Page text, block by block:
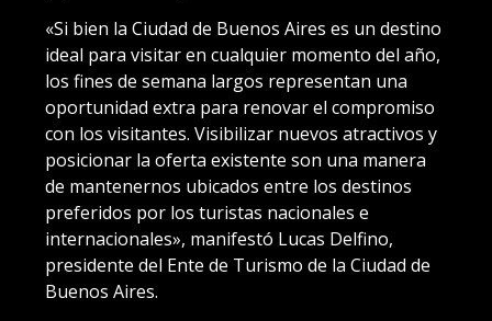
«Si bien la Ciudad de Buenos Aires es un destino
ideal para visitar en cualquier momento del año,
los fines de semana largos representan una
oportunidad extra para renovar el compromiso
con los visitantes. Visibilizar nuevos atractivos y
posicionar la oferta existente son una manera
de mantenernos ubicados entre los destinos
preferidos por los turistas nacionales e
internacionales», manifestó Lucas Delfino,
presidente del Ente de Turismo de la Ciudad de
Buenos Aires.